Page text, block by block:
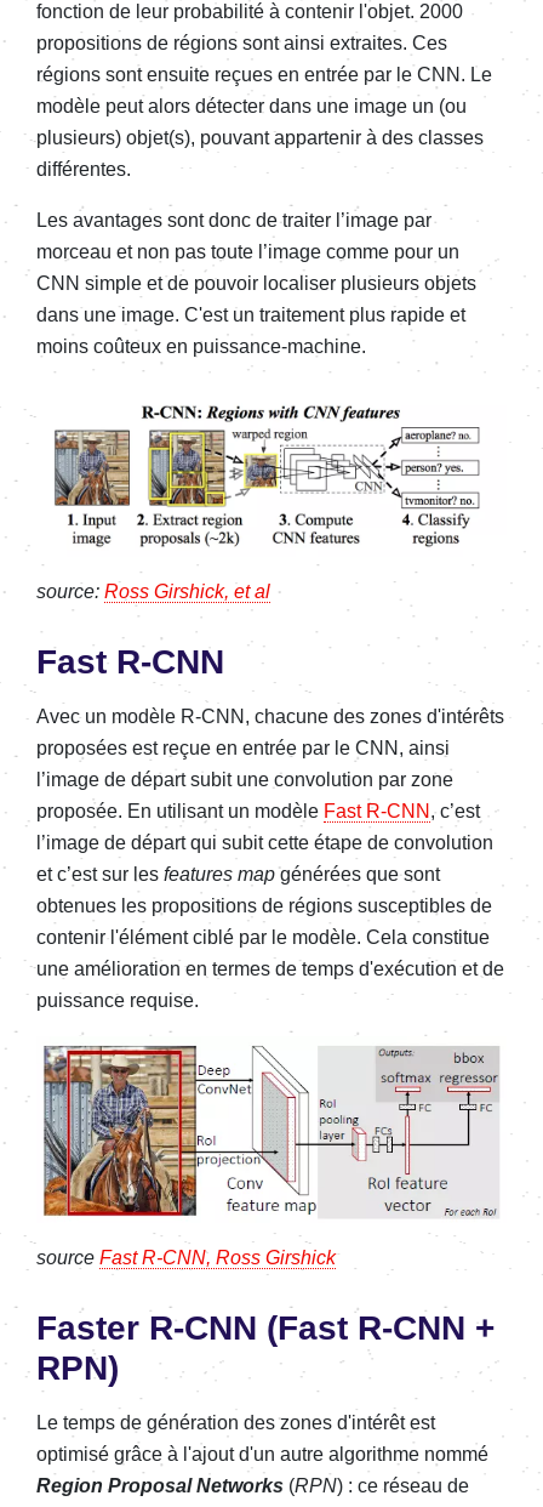
fonction de leur probabilité à contenir l'objet. 2000
propositions de régions sont ainsi extraites. Ces
régions sont ensuite reçues en entrée par le CNN. Le
modèle peut alors détecter dans une image un (ou
plusieurs) objet(s), pouvant appartenir à des classes
différentes.
Les avantages sont donc de traiter l’image par
morceau et non pas toute l’image comme pour un
CNN simple et de pouvoir localiser plusieurs objets
dans une image. C'est un traitement plus rapide et
moins coûteux en puissance-machine.
source: Ross Girshick, et al
Fast R-CNN
Avec un modèle R-CNN, chacune des zones d'intérêts
proposées est reçue en entrée par le CNN, ainsi
l’image de départ subit une convolution par zone
proposée. En utilisant un modèle Fast R-CNN , c’est
l’image de départ qui subit cette étape de convolution
et c’est sur les features mapgénérées que sont
obtenues les propositions de régions susceptibles de
contenir l'élément ciblé par le modèle. Cela constitue
une amélioration en termes de temps d'exécution et de
puissance requise.
source Fast R-CNN, Ross Girshick
Faster R-CNN (Fast R-CNN +
RPN)
Le temps de génération des zones d'intérêt est
optimisé grâce à l'ajout d'un autre algorithme nommé
Region Proposal Networks (RPN) : ce réseau de